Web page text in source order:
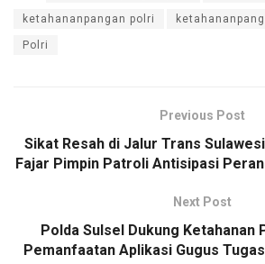
ketahananpangan polri
Polri
Previous Post
Sikat Resah di Jalur Trans
Fajar Pimpin Patroli Antisipasi
Next Post
Polda Sulsel Dukung Ketahanan
Pemanfaatan Aplikasi Gugus